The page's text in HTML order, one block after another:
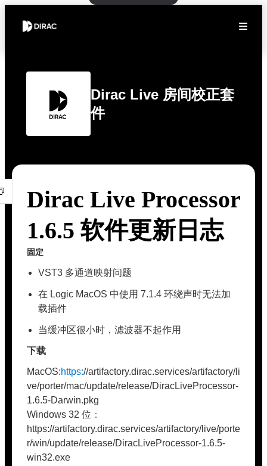
Dirac Live 房间校正套
件
Dirac Live Processor
1.6.5 软件更新日志
固定
VST3 多通道映射问题
在 Logic MacOS 中使用 7.1.4 环绕声时无法加
载插件
当缓冲区很小时，滤波器不起作用
下载
MacOS:https://artifactory.dirac.services/artifactory/li
ve/porter/mac/update/release/DiracLiveProcessor-
1.6.5-Darwin.pkg
Windows 32 位 ：
https://artifactory.dirac.services/artifactory/live/porte
r/win/update/release/DiracLiveProcessor-1.6.5-
win32.exe